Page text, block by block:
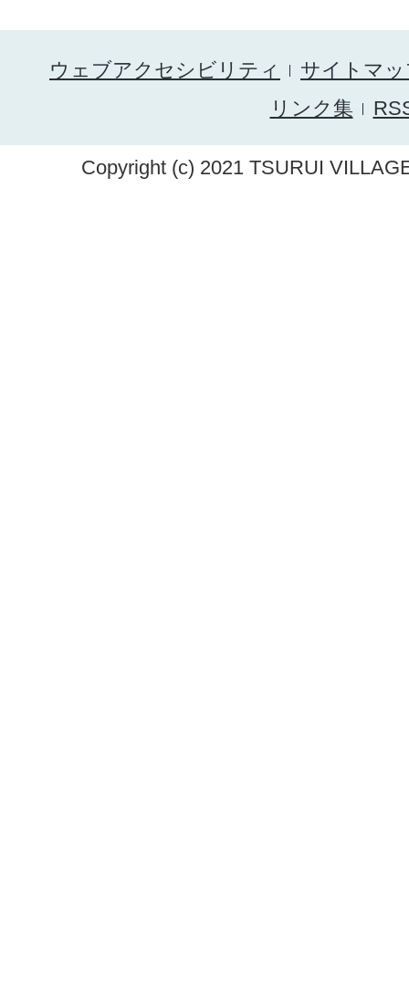
ウェブアクセシビリティ
サイトマ
リンク集
Copyright (c) 2021 TSURUI